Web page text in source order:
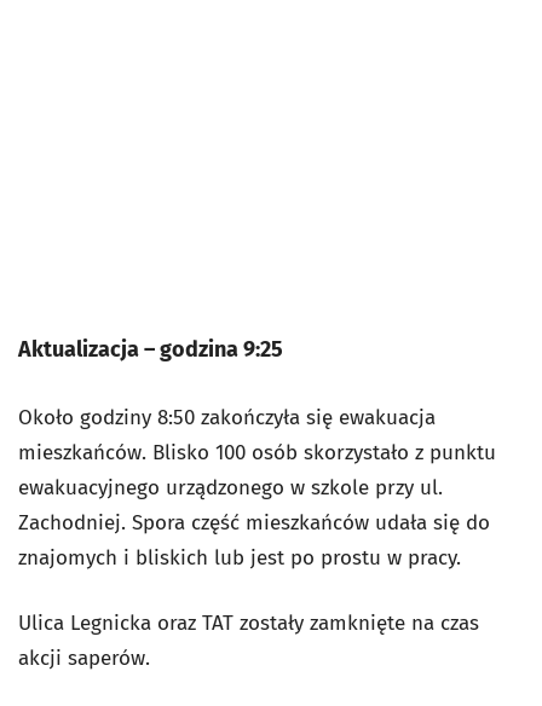
Aktualizacja – godzina 9:25
Około godziny 8:50 zakończyła się ewakuacja
mieszkańców. Blisko 100 osób skorzystało z punktu
ewakuacyjnego urządzonego w szkole przy ul.
Zachodniej. Spora część mieszkańców udała się do
znajomych i bliskich lub jest po prostu w pracy.
Ulica Legnicka oraz TAT zostały zamknięte na czas
akcji saperów.